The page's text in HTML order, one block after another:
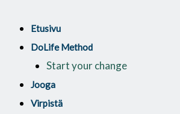
sisältöönEtusivu
DoLife Method
Start your change
Jooga
Virpistä
Weeks
Program